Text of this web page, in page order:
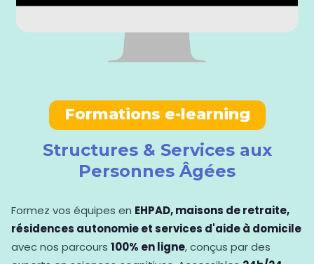
Formations e-learning
Structures & Services aux
Personnes Âgées
Formez vos équipes en EHPAD, maisons de retraite,
résidences autonomie et services d'aide à domicile
avec nos parcours 100% en ligne, conçus par des